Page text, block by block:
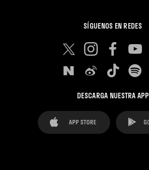
SÍGUENOS EN REDES
DESCARGA NUESTRA APP